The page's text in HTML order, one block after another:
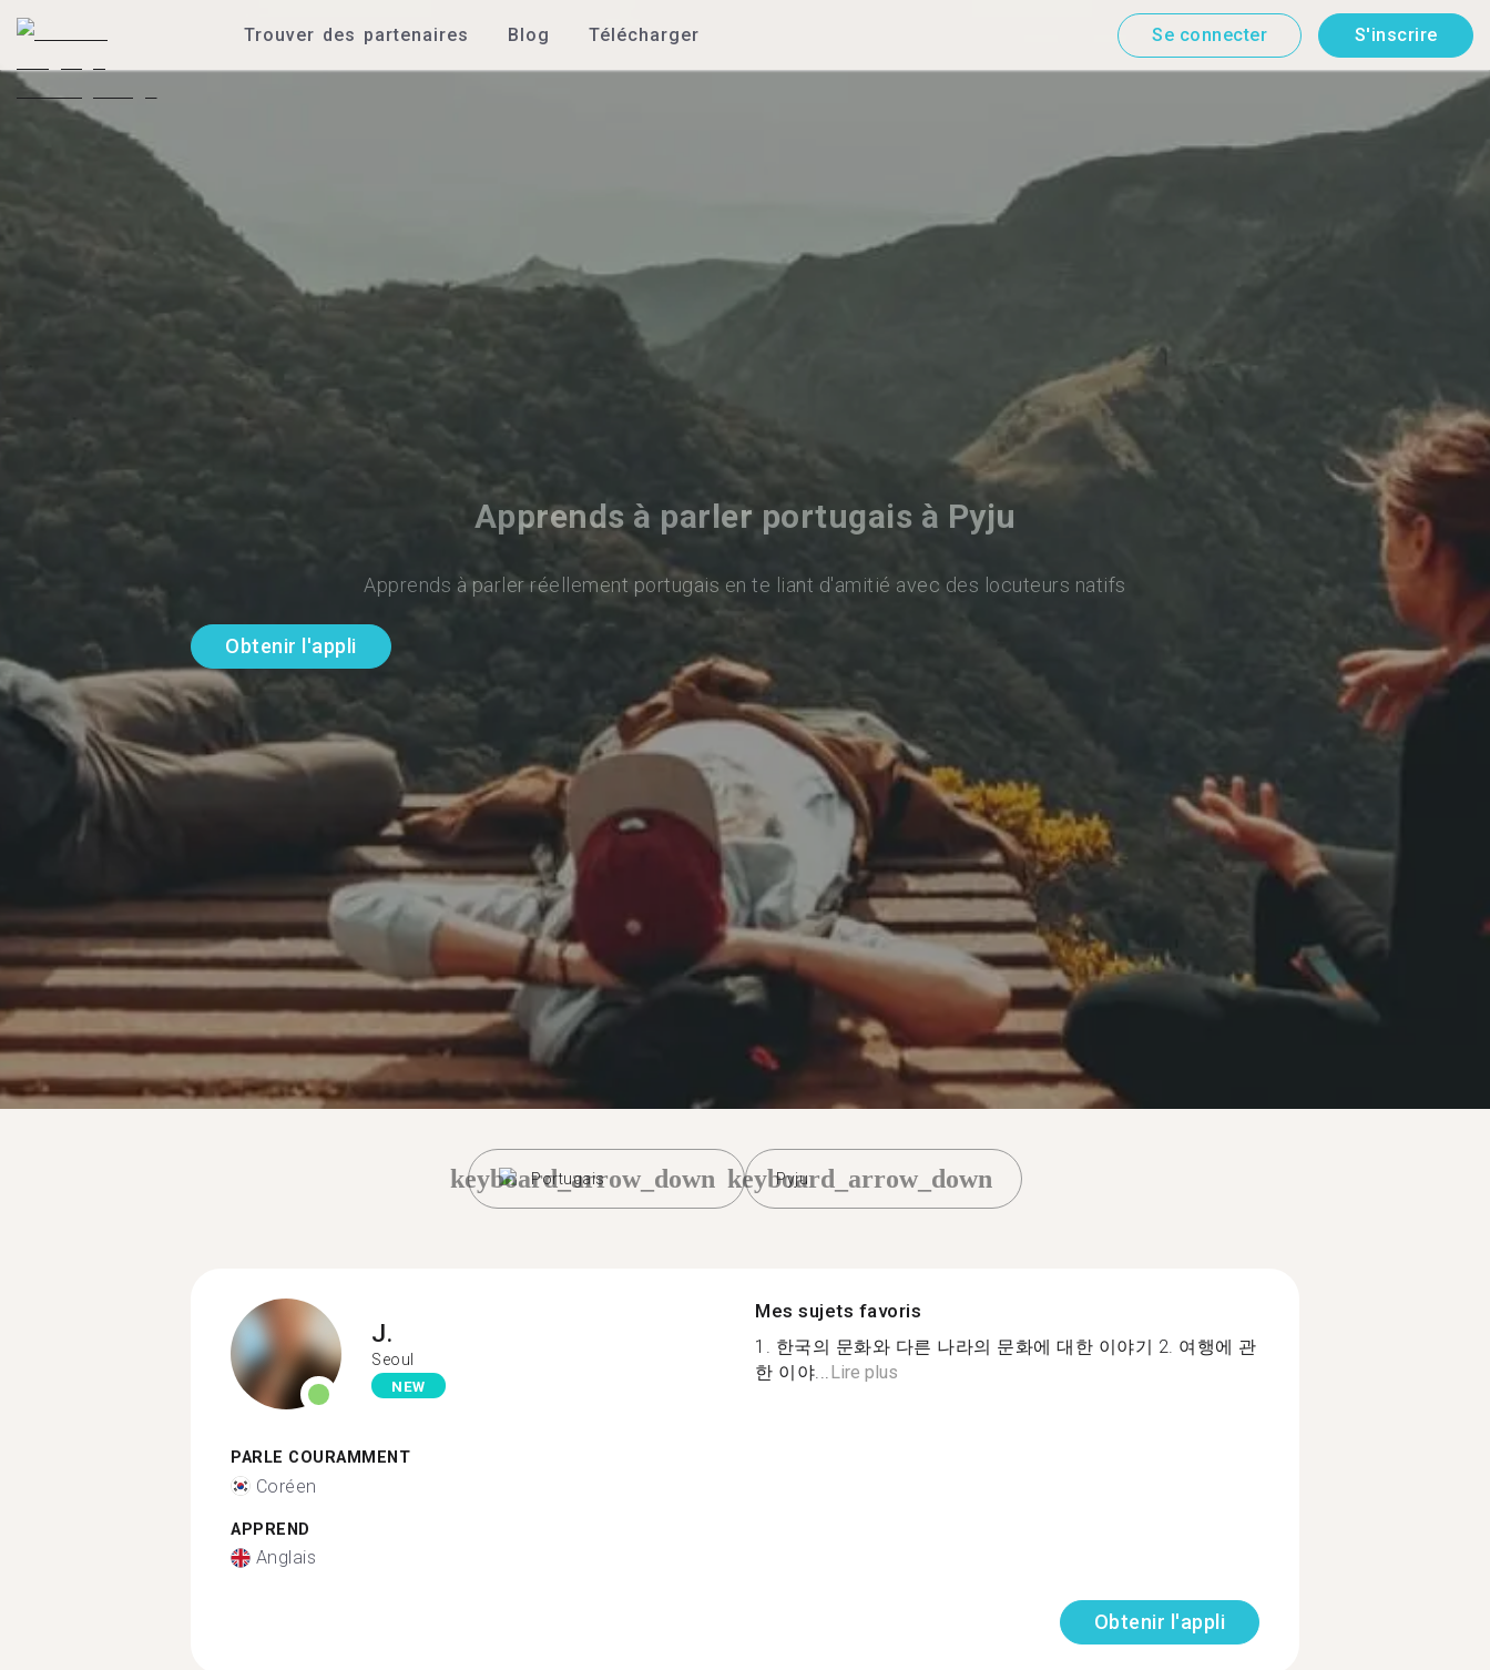
Trouver des partenaires Blog Télécharger Se connecter S'inscrire
Apprends à parler portugais à Pyju
Apprends à parler réellement portugais en te liant d'amitié avec des locuteurs natifs
Obtenir l'appli
Portugais
keyboard_arrow_down Pyju
keyboard_arrow_down
J.
Seoul
NEW
PARLE COURAMMENT
Coréen
APPREND
Anglais
Mes sujets favoris
1. 한국의 문화와 다른 나라의 문화에 대한 이야기 2. 여행에 관
한 이야...Lire plus
Obtenir l'appli